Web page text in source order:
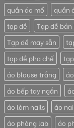
quần áo mổ
quần
tạp dề
Tạp dề bán
Tạp dề may sẵn
tạp dề pha chế
áo blouse trắng
áo bếp tay ngắn
áo làm nails
áo
áo phòng lab
áo